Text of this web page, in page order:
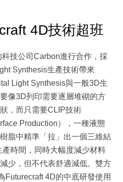
4D技術超班
技公司Carbon進行合作，採
Synthesis生產技術帶來
Light Synthesis與一般3D生
像3D列印需要逐層堆砌的方
，而只需要CLIP技術
Production），一種液態
脂中精準「拉」出一個三維結
時間，同時大幅度減少材料
少，但不代表舒適減低。雙方
Futurecraft 4D的中底研發使用